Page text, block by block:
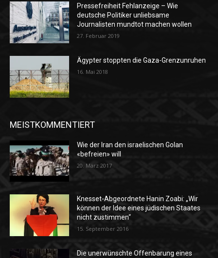
Pressefreiheit Fehlanzeige – Wie
deutsche Politiker unliebsame
Journalisten mundtot machen wollen
27. Februar 2019
Ägypter stoppten die Gaza-Grenzunruhen
16. Mai 2018
MEISTKOMMENTIERT
Wie der Iran den israelischen Golan
«befreien» will
20. März 2017
Knesset-Abgeordnete Hanin Zoabi: „Wir
können der Idee eines jüdischen Staates
nicht zustimmen“
15. September 2016
Die unerwünschte Offenbarung eines